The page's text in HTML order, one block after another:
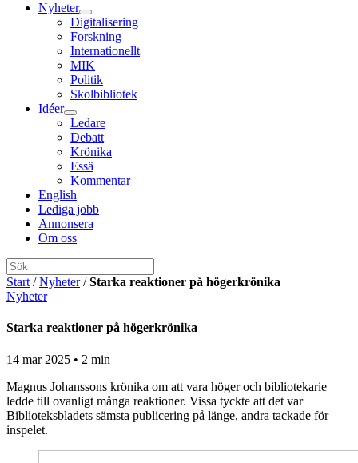
Nyheter
Digitalisering
Forskning
Internationellt
MIK
Politik
Skolbibliotek
Idéer
Ledare
Debatt
Krönika
Essä
Kommentar
English
Lediga jobb
Annonsera
Om oss
Start /Nyheter/Starka reaktioner på högerkrönika
Nyheter
Starka reaktioner på högerkrönika
14 mar 2025 • 2 min
Magnus Johanssons krönika om att vara höger och bibliotekarie
ledde till ovanligt många reaktioner. Vissa tyckte att det var
Biblioteksbladets sämsta publicering på länge, andra tackade för
inspelet.